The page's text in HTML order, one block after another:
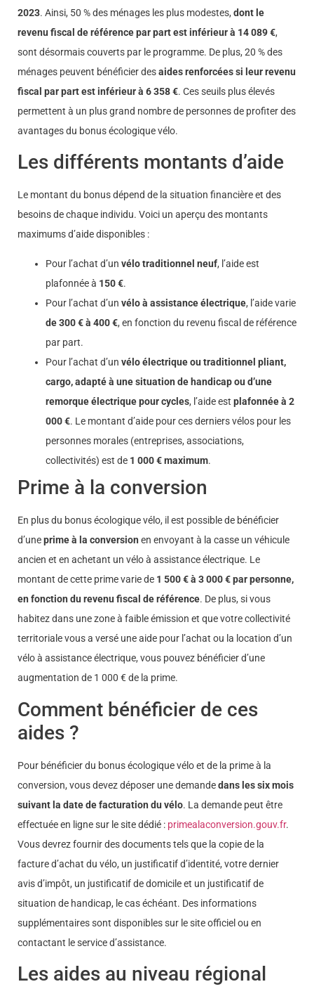
2023. Ainsi, 50 % des ménages les plus modestes, dont le
revenu fiscal de référence par part est inférieur à 14 089 €,
sont désormais couverts par le programme. De plus, 20 % des
ménages peuvent bénéficier desaides renforcées si leur revenu
fiscal par part est inférieur à 6 358 €. Ces seuils plus élevés
permettent à un plus grand nombre de personnes de profiter des
avantages du bonus écologique vélo.
Les différents montants d’aide
Le montant du bonus dépend de la situation financière et des
besoins de chaque individu. Voici un aperçu des montants
maximums d’aide disponibles :
Pour l’achat d’un vélo traditionnel neuf, l’aide est
plafonnée à 150 €.
Pour l’achat d’un vélo à assistance électrique, l’aide varie
de 300 € à 400 €, en fonction du revenu fiscal de référence
par part.
Pour l’achat d’un vélo électrique ou traditionnel pliant,
cargo, adapté à une situation de handicap ou d’une
remorque électrique pour cycles, l’aide est plafonnée à 2
000 €. Le montant d’aide pour ces derniers vélos pour les
personnes morales (entreprises, associations,
collectivités) est de 1 000 € maximum.
Prime à la conversion
En plus du bonus écologique vélo, il est possible de bénéficier
d’uneprime à la conversion en envoyant à la casse un véhicule
ancien et en achetant un vélo à assistance électrique. Le
montant de cette prime varie de 1 500 € à 3 000 € par personne,
en fonction du revenu fiscal de référence. De plus, si vous
habitez dans une zone à faible émission et que votre collectivité
territoriale vous a versé une aide pour l’achat ou la location d’un
vélo à assistance électrique, vous pouvez bénéficier d’une
augmentation de 1 000 € de la prime.
Comment bénéficier de ces
aides ?
Pour bénéficier du bonus écologique vélo et de la prime à la
conversion, vous devez déposer une demandedans les six mois
suivant la date de facturation du vélo. La demande peut être
effectuée en ligne sur le site dédié : primealaconversion.gouv.fr.
Vous devrez fournir des documents tels que la copie de la
facture d’achat du vélo, un justificatif d’identité, votre dernier
avis d’impôt, un justificatif de domicile et un justificatif de
situation de handicap, le cas échéant. Des informations
supplémentaires sont disponibles sur le site officiel ou en
contactant le service d’assistance.
Les aides au niveau régional